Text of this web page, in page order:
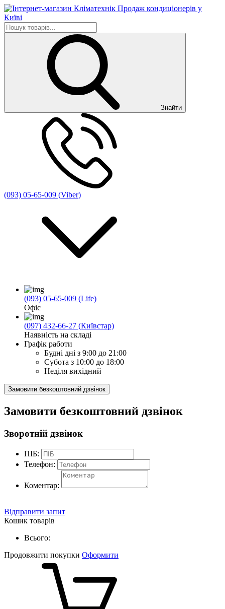
Знайти
(093) 05-65-009 (Viber)
(093) 05-65-009 (Life)
Офіс
(097) 432-66-27 (Київстар)
Наявність на складі
Графік работи
Будні дні з 9:00 до 21:00
Субота з 10:00 до 18:00
Неділя вихідний
Замовити безкоштовний дзвінок
Замовити безкоштовний дзвінок
Зворотній дзвінок
ПІБ:
Телефон:
Коментар:
Відправити запит
Кошик товарів
Всього:
Продовжити покупки Оформити